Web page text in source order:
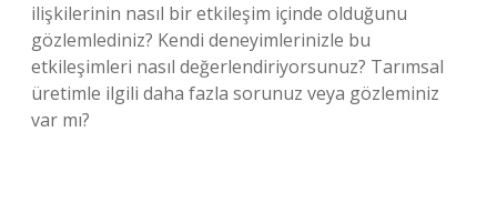
ilişkilerinin nasıl bir etkileşim içinde olduğunu
gözlemlediniz? Kendi deneyimlerinizle bu
etkileşimleri nasıl değerlendiriyorsunuz? Tarımsal
üretimle ilgili daha fazla sorunuz veya gözleminiz
var mı?